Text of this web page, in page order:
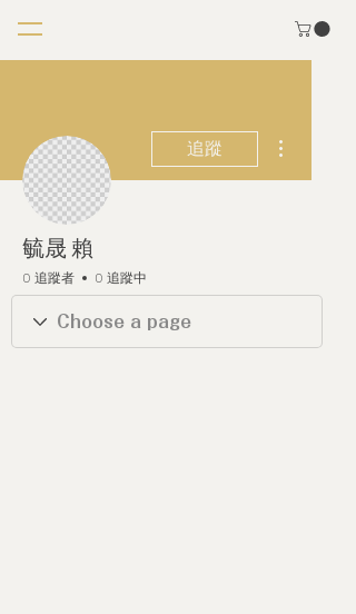
追蹤
毓晟 賴
0 追蹤者 0 追蹤中